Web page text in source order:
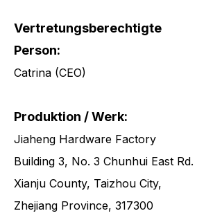
Vertretungsberechtigte
Person:
Catrina (CEO)
Produktion / Werk:
Jiaheng Hardware Factory
Building 3, No. 3 Chunhui East Rd.
Xianju County, Taizhou City,
Zhejiang Province, 317300